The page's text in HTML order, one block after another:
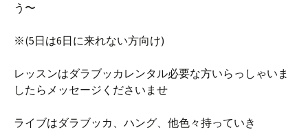
う〜
※(5日は6日に来れない方向け)
レッスンはダラブッカレンタル必要な方いらっしゃいま
したらメッセージくださいませ
ライブはダラブッカ、ハング、他色々持っていき